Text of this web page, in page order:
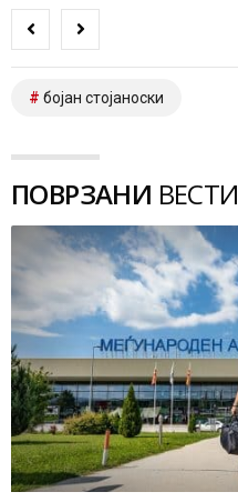
бојан стојаноски
ПОВРЗАНИ ВЕСТИ